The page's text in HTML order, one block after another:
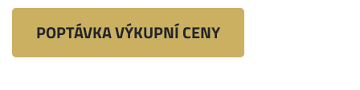
POPTÁVKA VÝKUPNÍ CENY